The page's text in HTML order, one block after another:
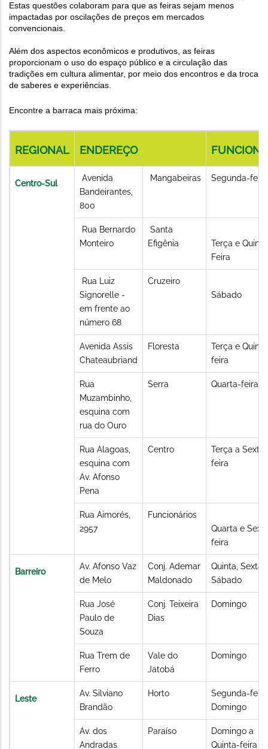
Estas questões colaboram para que as feiras sejam menos
impactadas por oscilações de preços em mercados
convencionais.
Além dos aspectos econômicos e produtivos, as feiras
proporcionam o uso do espaço público e a circulação das
tradições em cultura alimentar, por meio dos encontros e da troca
de saberes e experiências.
Encontre a barraca mais próxima:
REGIONAL ENDEREÇO
Centro-Sul
Avenida
Bandeirantes,
800
Mangabeiras Segunda-feira
Rua Bernardo
Monteiro
Santa
Efigênia
Terça e
Feira
Rua Luiz
Signorelle -
em frente ao
número 68
Cruzeiro
Sábado
Avenida Assis
Chateaubriand
Floresta
Terça e
feira
Rua
Muzambinho,
esquina com
rua do Ouro
Serra Quarta-feira
Rua Alagoas,
esquina com
Av. Afonso
Pena
Centro
Terça a Sexta-
feira
Rua Aimorés,
2957
Funcionários
Quarta e
feira
Barreiro
Av. Afonso Vaz
de Melo
Conj. Ademar
Maldonado
Quinta, Sexta
Sábado
Rua José
Paulo de
Souza
Conj. Teixeira
Dias
Domingo
Rua Trem de
Ferro
Vale do
Jatobá
Domingo
Leste
Av. Silviano
Brandão
Horto
Segunda-
Domingo
Av. dos
Andradas
Paraíso
Domingo a
Quinta-feira